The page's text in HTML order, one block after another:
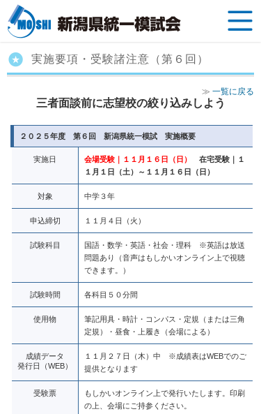
実施要項・受験諸注意（第６回）
≫ 一覧に戻る
三者面談前に志望校の絞り込みしよう
２０２５年度 第６回 新潟県統一模試 実施概要
実施日 会場受験｜１１月１６日（日）
在宅受験｜１
１月１日（土）～１１月１６日（日）
対象 中学３年
申込締切 １１月４日（火）
試験科目
国語・数学・英語・社会・理科 ※英語は放送
問題あり（音声はもしかいオンライン上で視聴
できます。）
試験時間 各科目５０分間
使用物
筆記用具・時計・コンパス・定規（または三角
定規）・昼食・上履き（会場による）
成績データ
発行日（WEB）
１１月２７日（木）中 ※成績表はWEBでのご
提供となります
受験票
もしかいオンライン上で発行いたします。印刷
の上、会場にご持参ください。